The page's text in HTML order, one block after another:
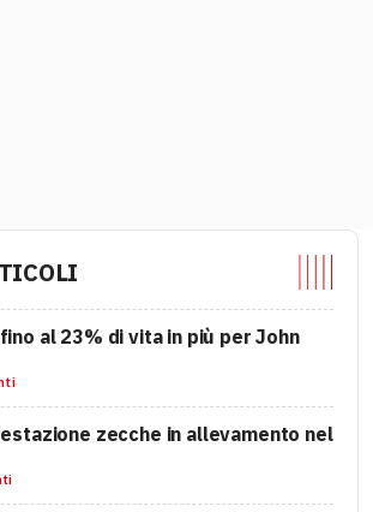
al 23% di vita in più per John
zecche in allevamento nel